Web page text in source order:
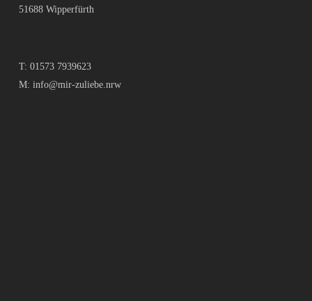
51688 Wipperfürth
T: 01573 7939623
M: info@mir-zuliebe.nrw